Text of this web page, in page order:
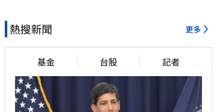
熱搜新聞 更多
基金 台股 記者